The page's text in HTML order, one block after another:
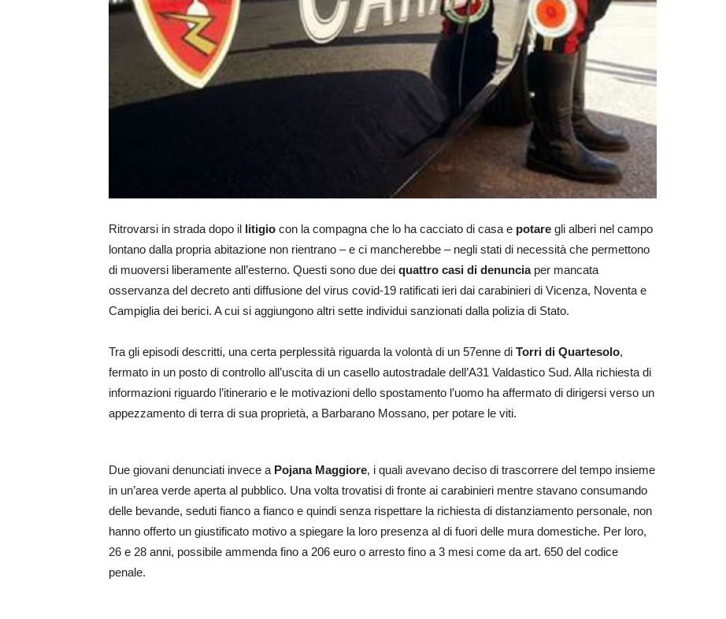
Ritrovarsi in strada dopo il litigio con la compagna che lo ha cacciato di casa e potare gli alberi nel campo
lontano dalla propria abitazione non rientrano – e ci mancherebbe – negli stati di necessità che permettono
di muoversi liberamente all’esterno. Questi sono due dei quattro casi di denunciaper mancata
osservanza del decreto anti diffusione del virus covid-19 ratificati ieri dai carabinieri di Vicenza, Noventa e
Campiglia dei berici. A cui si aggiungono altri sette individui sanzionati dalla polizia di Stato.
Tra gli episodi descritti, una certa perplessità riguarda la volontà di un 57enne di Torri di Quartesolo,
fermato in un posto di controllo all’uscita di un casello autostradale dell’A31 Valdastico Sud. Alla richiesta di
informazioni riguardo l’itinerario e le motivazioni dello spostamento l’uomo ha affermato di dirigersi verso un
appezzamento di terra di sua proprietà, a Barbarano Mossano, per potare le viti.
Due giovani denunciati invece a Pojana Maggiore, i quali avevano deciso di trascorrere del tempo insieme
in un’area verde aperta al pubblico. Una volta trovatisi di fronte ai carabinieri mentre stavano consumando
delle bevande, seduti fianco a fianco e quindi senza rispettare la richiesta di distanziamento personale, non
hanno offerto un giustificato motivo a spiegare la loro presenza al di fuori delle mura domestiche. Per loro,
26 e 28 anni, possibile ammenda fino a 206 euro o arresto fino a 3 mesi come da art. 650 del codice
penale.